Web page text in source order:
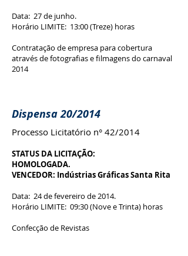
Data: 27 de junho.
Horário LIMITE: 13:00 (Treze) horas
Contratação de empresa para cobertura
através de fotografias e filmagens do carnaval
2014
Dispensa 20/2014
Processo Licitatório n° 42/2014
STATUS DA LICITAÇÃO:
HOMOLOGADA.
VENCEDOR: Indústrias Gráficas Santa Rita
Data: 24 de fevereiro de 2014.
Horário LIMITE: 09:30 (Nove e Trinta) horas
Confecção de Revistas